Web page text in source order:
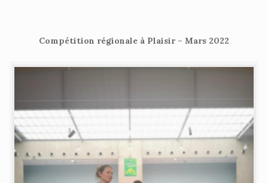
Compétition régionale à Plaisir – Mars 2022